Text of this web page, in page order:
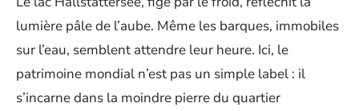
lumière pâle de l’aube. Même les barques, immobiles
sur l’eau, semblent attendre leur heure. Ici, le
patrimoine mondial n’est pas un simple label : il
s’incarne dans la moindre pierre du quartier